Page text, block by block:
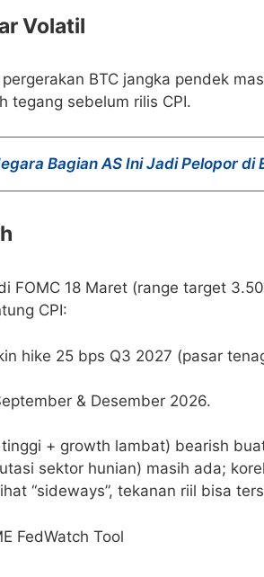
Volatil
BTC jangka pendek
tegang sebelum rilis CPI.
Bagian AS Ini Jadi Pelopor di
FOMC 18 Maret (range target
CPI:
hike 25 bps Q3 2027 (pasar
& Desember 2026.
+ growth lambat) bearish
sektor hunian) masih ada;
“sideways”, tekanan riil bisa
FedWatch Tool